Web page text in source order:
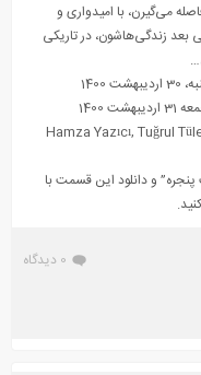
می‌گیرن، با امیدواری و
زندگی‌هاشون، در تاریکی
1400
1400
Hamza Yazıcı, Tuğrul
قسمت 6 “دختر پشت پنجره” و دانلود این قسمت با
0 دیدگاه